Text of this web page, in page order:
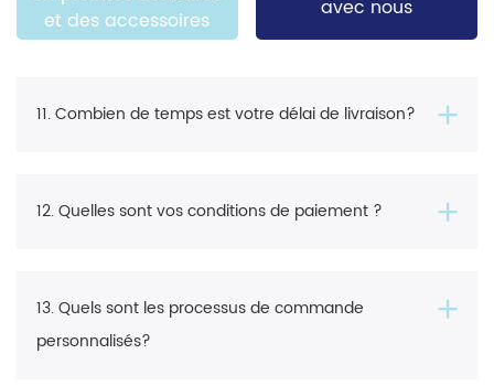
et des accessoires
avec nous
11. Combien de temps est votre délai de livraison?
12. Quelles sont vos conditions de paiement ?
13. Quels sont les processus de commande
personnalisés?